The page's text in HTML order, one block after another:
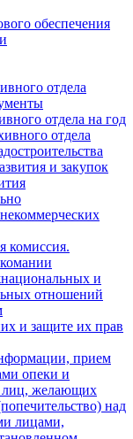
обеспечения
отдела
отдела на год
отдела
и закупок
комиссия.
и
отношений
и защите их прав
прием
опеки и
лиц, желающих
над
лицами,